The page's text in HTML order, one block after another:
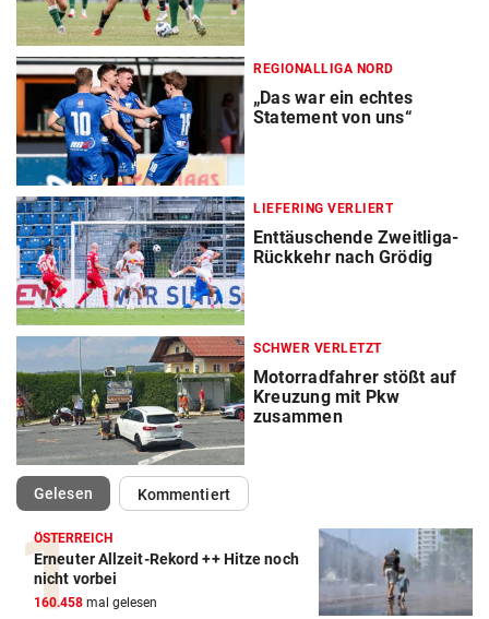
REGIONALLIGA NORD
„Das war ein echtes
Statement von uns“
LIEFERING VERLIERT
Enttäuschende Zweitliga-
Rückkehr nach Grödig
SCHWER VERLETZT
Motorradfahrer stößt auf
Kreuzung mit Pkw
zusammen
Gelesen(ausgewählt)Kommentiert
ÖSTERREICH
Erneuter Allzeit-Rekord ++ Hitze noch
nicht vorbei
160.458 mal gelesen